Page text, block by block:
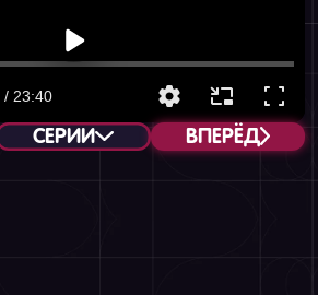
СЕРИИ ВПЕРЁД